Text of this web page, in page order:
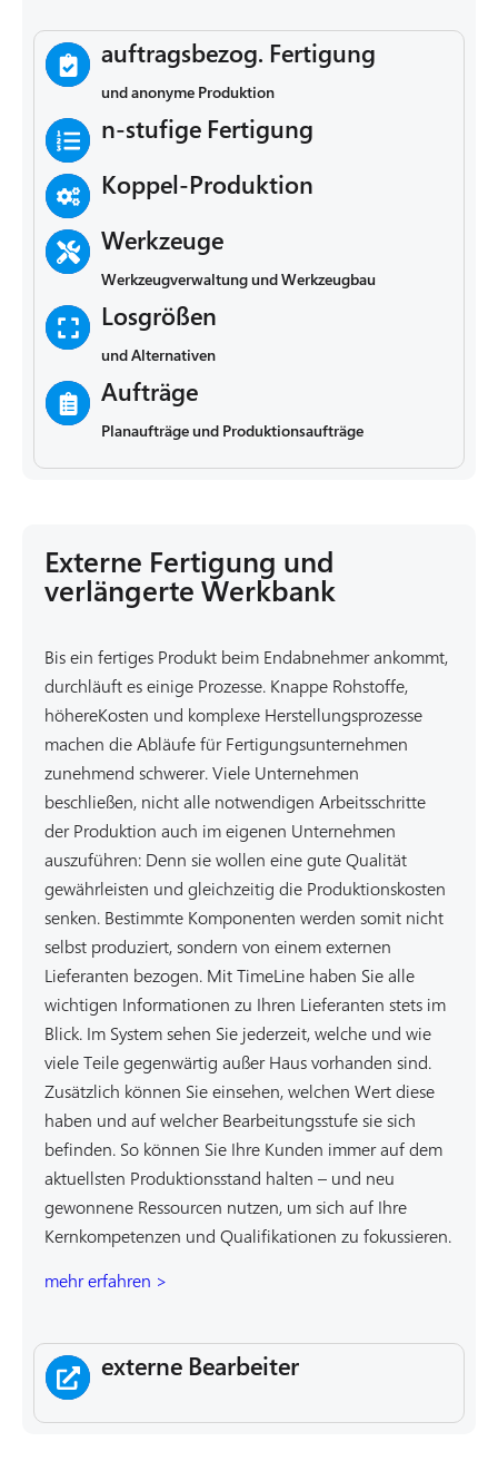
auftragsbezog. Fertigung
und anonyme Produktion
n-stufige Fertigung
Koppel-Produktion
Werkzeuge
Werkzeugverwaltung und Werkzeugbau
Losgrößen
und Alternativen
Aufträge
Planaufträge und Produktionsaufträge
Externe Fertigung und
verlängerte Werkbank
Bis ein fertiges Produkt beim Endabnehmer ankommt,
durchläuft es einige Prozesse. Knappe Rohstoffe,
höhereKosten und komplexe Herstellungsprozesse
machen die Abläufe für Fertigungsunternehmen
zunehmend schwerer. Viele Unternehmen
beschließen, nicht alle notwendigen Arbeitsschritte
der Produktion auch im eigenen Unternehmen
auszuführen: Denn sie wollen eine gute Qualität
gewährleisten und gleichzeitig die Produktionskosten
senken. Bestimmte Komponenten werden somit nicht
selbst produziert, sondern von einem externen
Lieferanten bezogen. Mit TimeLine haben Sie alle
wichtigen Informationen zu Ihren Lieferanten stets im
Blick. Im System sehen Sie jederzeit, welche und wie
viele Teile gegenwärtig außer Haus vorhanden sind.
Zusätzlich können Sie einsehen, welchen Wert diese
haben und auf welcher Bearbeitungsstufe sie sich
befinden. So können Sie Ihre Kunden immer auf dem
aktuellsten Produktionsstand halten – und neu
gewonnene Ressourcen nutzen, um sich auf Ihre
Kernkompetenzen und Qualifikationen zu fokussieren.
mehr erfahren >
externe Bearbeiter